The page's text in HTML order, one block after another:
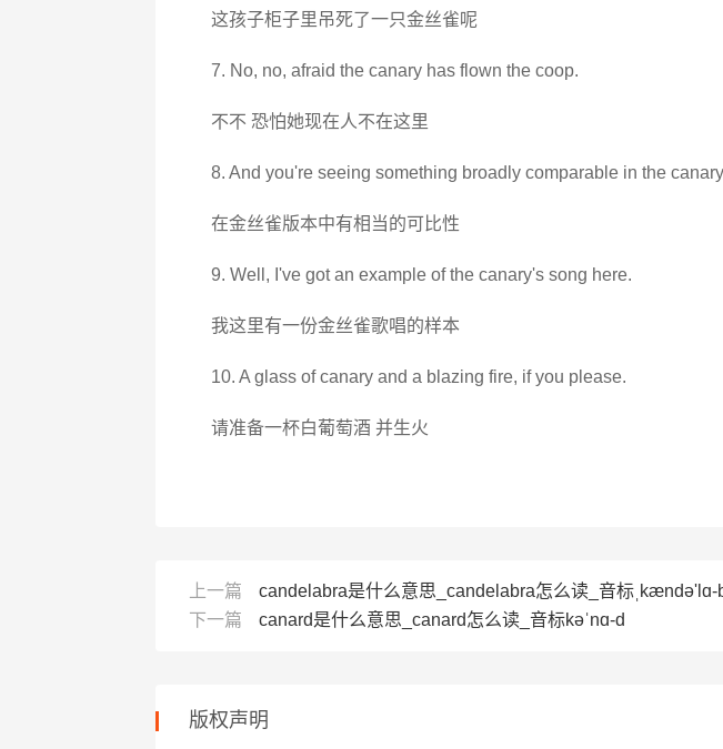
这孩子柜子里吊死了一只金丝雀呢
7. No, no, afraid the canary has flown the coop.
不不 恐怕她现在人不在这里
8. And you're seeing something broadly comparable in the
在金丝雀版本中有相当的可比性
9. Well, I've got an example of the canary's song here.
我这里有一份金丝雀歌唱的样本
10. A glass of canary and a blazing fire, if you please.
请准备一杯白葡萄酒 并生火
上一篇
candelabra是什么意思_candelabra怎么读_音标ˌkændə'lɑ-
下一篇
canard是什么意思_canard怎么读_音标kəˈnɑ-d
版权声明